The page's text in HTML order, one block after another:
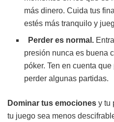
más dinero. Cuida tus
estés más tranquilo y
Perder es normal.
presión nunca es buena
póker. Ten en cuenta
perder algunas partidas.
Dominar tus emociones y tu
tu juego sea menos